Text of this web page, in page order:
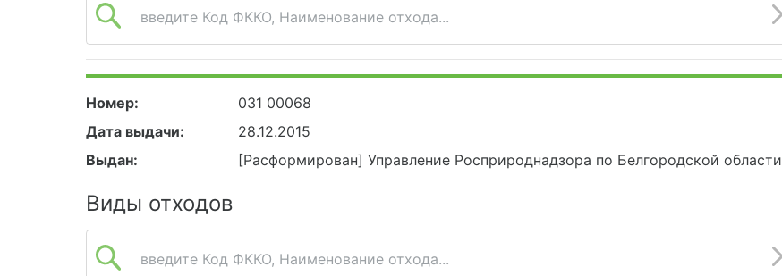
введите Код ФККО, Наименование отхода...
Номер:
031 00068
Дата выдачи:
28.12.2015
Выдан:
[Расформирован] Управление Росприроднадзора по Белгородской области
Виды отходов
введите Код ФККО, Наименование отхода...